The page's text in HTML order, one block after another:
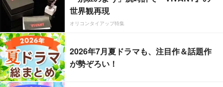
世界観再現
オリコンタイアップ特集
2026年7月夏ドラマも、注目作＆話題作
が勢ぞろい！